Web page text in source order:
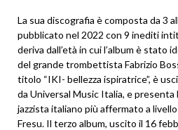
La sua discografia è composta da 3
pubblicato nel 2022 con 9 inediti
deriva dall’età in cui l’album è stato
del grande trombettista Fabrizio
titolo “IKI- bellezza ispiratrice”, è
da Universal Music Italia, e presenta
jazzista italiano più affermato a
Fresu. Il terzo album, uscito il 16